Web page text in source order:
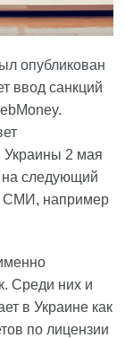
опубликован
ввод санкций
Украины 2 мая
на следующий
СМИ, например
Среди них и
в Украине как
по лицензии